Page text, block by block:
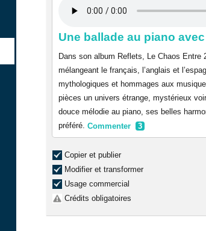
Une ballade au piano
Dans son album Reflets, Le Chaos
mélangeant le français, l’anglais et
mythologiques et hommages aux
pièces un univers étrange, mystérieux
douce mélodie au piano, ses belles
préféré. Commenter 3
Copier et publier
Modifier et transformer
Usage commercial
Crédits obligatoires